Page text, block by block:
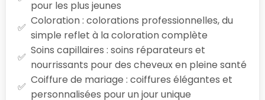
pour les plus jeunes
Coloration : colorations professionnelles, du
simple reflet à la coloration complète
Soins capillaires : soins réparateurs et
nourrissants pour des cheveux en pleine santé
Coiffure de mariage : coiffures élégantes et
personnalisées pour un jour unique